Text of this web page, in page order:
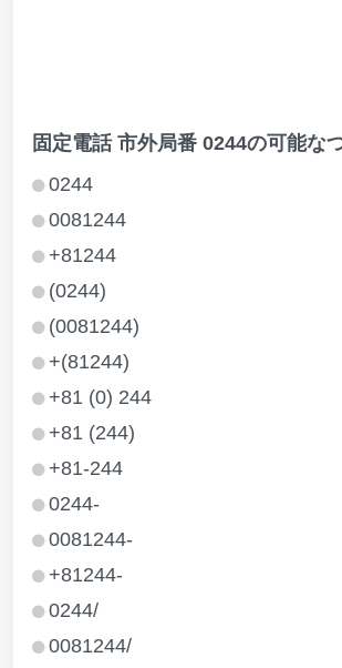
固定電話 市外局番 0244の可能な
0244
0081244
+81244
(0244)
(0081244)
+(81244)
+81 (0) 244
+81 (244)
+81-244
0244-
0081244-
+81244-
0244/
0081244/